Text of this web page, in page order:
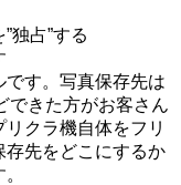
独占”する
です。写真保存先は
できた方がお客さん
クラ機自体をフリ
存先をどこにするか